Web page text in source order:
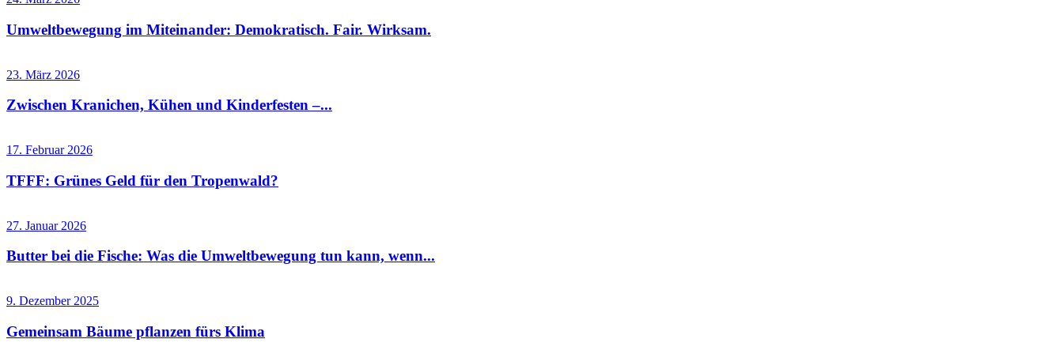
Umweltbewegung im Miteinander: Demokratisch. Fair. Wirksam.
23. März 2026
Zwischen Kranichen, Kühen und Kinderfesten –...
17. Februar 2026
TFFF: Grünes Geld für den Tropenwald?
27. Januar 2026
Butter bei die Fische: Was die Umweltbewegung tun kann, wenn...
9. Dezember 2025
Gemeinsam Bäume pflanzen fürs Klima